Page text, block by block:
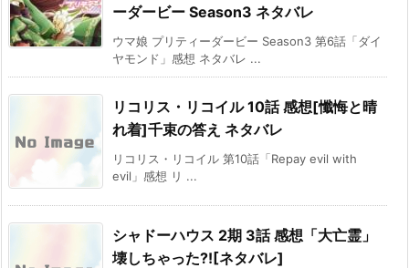
ーダービー Season3 ネタバレ
ウマ娘 プリティーダービー Season3 第6話「ダイ
ヤモンド」感想 ネタバレ ...
リコリス・リコイル 10話 感想[懺悔と晴
れ着]千束の答え ネタバレ
リコリス・リコイル 第10話「Repay evil with
evil」感想 リ ...
シャドーハウス 2期 3話 感想「大亡霊」
壊しちゃった?![ネタバレ]